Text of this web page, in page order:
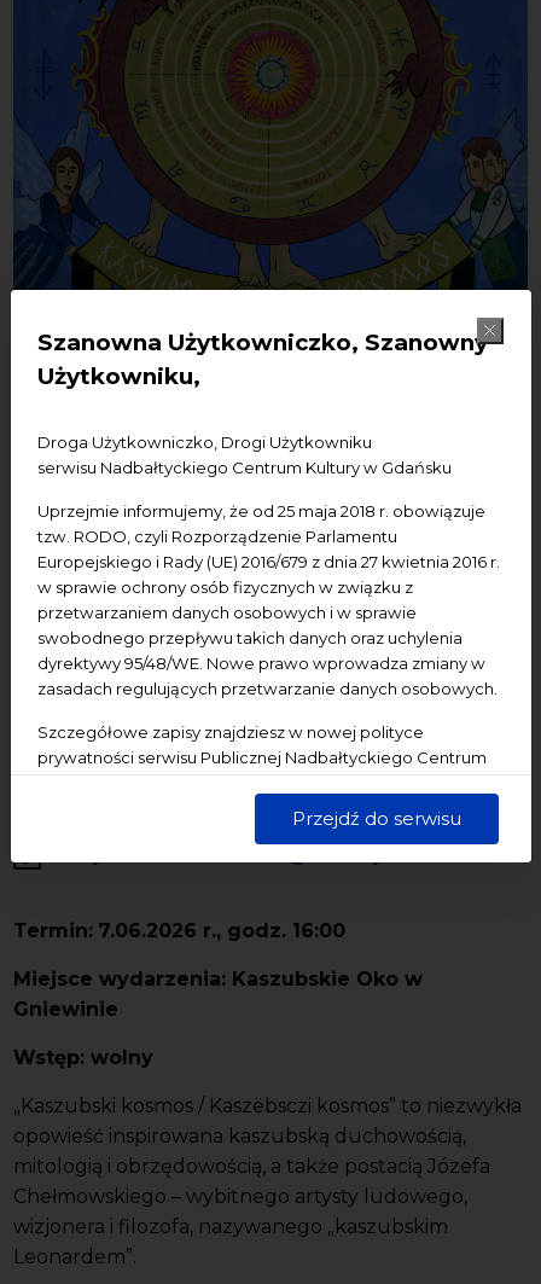
Szanowna Użytkowniczko, Szanowny
Użytkowniku,
Droga Użytkowniczko, Drogi Użytkowniku
serwisu Nadbałtyckiego Centrum Kultury w Gdańsku
Uprzejmie informujemy, że od 25 maja 2018 r. obowiązuje
tzw. RODO, czyli Rozporządzenie Parlamentu
Europejskiego i Rady (UE) 2016/679 z dnia 27 kwietnia 2016 r.
w sprawie ochrony osób fizycznych w związku z
przetwarzaniem danych osobowych i w sprawie
swobodnego przepływu takich danych oraz uchylenia
dyrektywy 95/48/WE. Nowe prawo wprowadza zmiany w
zasadach regulujących przetwarzanie danych osobowych.
Szczegółowe zapisy znajdziesz w nowej polityce
prywatności serwisu Publicznej Nadbałtyckiego Centrum
dane są przetwarzane w sposób bezpieczny, z należytą
starannością i zgodnie z obowiązującymi przepisami.
Przejdź do serwisu
07.06.2026
„Kaszubski kosmos /
Kaszëbsczi kosmos” | spektakl
plenerowy
Cultural heritage Dziedzictwo kulturowe
Termin: 7.06.2026 r., godz. 16:00
Miejsce wydarzenia: Kaszubskie Oko w
Gniewinie
Wstęp: wolny
„Kaszubski kosmos / Kaszëbsczi kosmos” to niezwykła
opowieść inspirowana kaszubską duchowością,
mitologią i obrzędowością, a także postacią Józefa
Chełmowskiego – wybitnego artysty ludowego,
wizjonera i filozofa, nazywanego „kaszubskim
Leonardem”.